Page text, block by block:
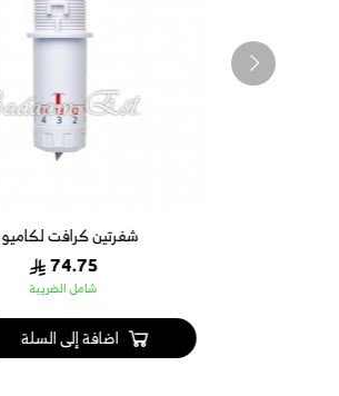
شفرتين كرافت لكاميو 3
74.75
شامل الضريبة
اضافة إلى السلة